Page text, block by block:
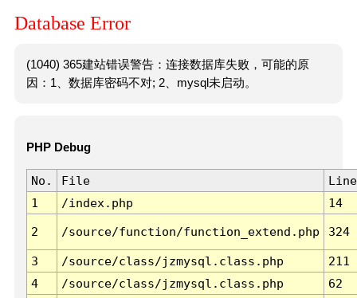
Database Error
(1040) 365建站错误警告：连接数据库失败，可能的原
因：1、数据库密码不对; 2、mysql未启动。
PHP Debug
No. File
Line
1
/index.php 14
2 /source/function/function_extend.php 324
3 /source/class/jzmysql.class.php
211
4
/source/class/jzmysql.class.php
62